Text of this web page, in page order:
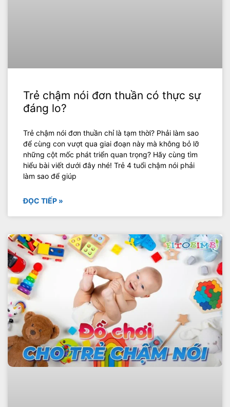
Trẻ chậm nói đơn thuần có thực sự
đáng lo?
Trẻ chậm nói đơn thuần chỉ là tạm thời? Phải làm sao
để cùng con vượt qua giai đoạn này mà không bỏ lỡ
những cột mốc phát triển quan trọng? Hãy cùng tìm
hiểu bài viết dưới đây nhé! Trẻ 4 tuổi chậm nói phải
làm sao để giúp
ĐỌC TIẾP »